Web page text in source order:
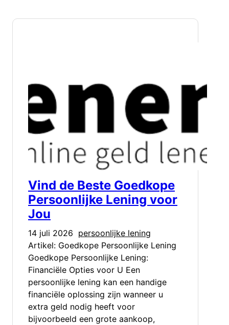
Vind de Beste Goedkope
Persoonlijke Lening voor
Jou
14 juli 2026 persoonlijke lening
Artikel: Goedkope Persoonlijke Lening
Goedkope Persoonlijke Lening:
Financiële Opties voor U Een
persoonlijke lening kan een handige
financiële oplossing zijn wanneer u
extra geld nodig heeft voor
bijvoorbeeld een grote aankoop,